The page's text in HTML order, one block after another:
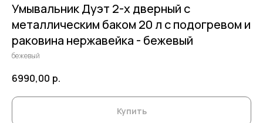
Умывальник Дуэт 2-х дверный c
металлическим баком 20 л с подогревом и
раковина нержавейка - бежевый
бежевый
6990,00 р.
Купить